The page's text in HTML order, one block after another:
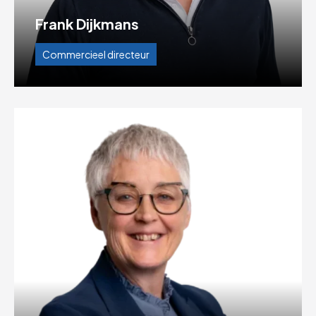
Frank Dijkmans
Commercieel directeur